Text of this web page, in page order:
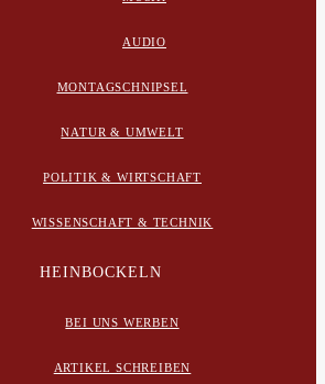
AUDIO
MONTAGSCHNIPSEL
NATUR & UMWELT
POLITIK & WIRTSCHAFT
WISSENSCHAFT & TECHNIK
HEINBOCKELN
BEI UNS WERBEN
ARTIKEL SCHREIBEN